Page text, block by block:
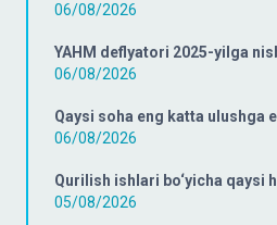
06/08/2026
YAHM deflyatori 2025-yilga
06/08/2026
Qaysi soha eng katta ulushga
06/08/2026
Qurilish ishlari bo‘yicha qaysi
05/08/2026